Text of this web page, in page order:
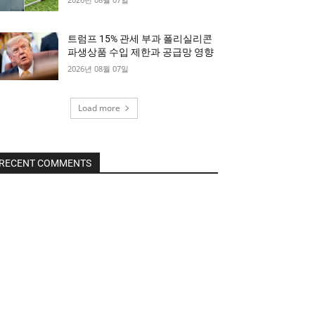
트럼프 15% 관세 부과 폴리실리콘
파생상품 수입 제한과 공급망 영향
2026년 08월 07일
Load more
COMMENTS